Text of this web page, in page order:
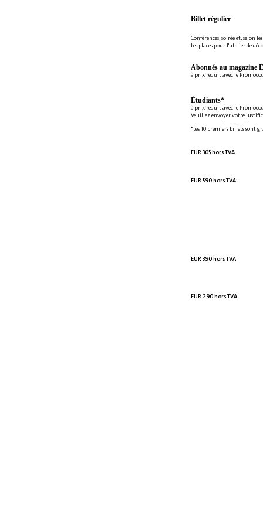
Billet régulier
Conférences, soirée et, selon
Les places pour l'atelier de
Abonnés au magazine
à prix réduit avec le
Étudiants*
à prix réduit avec le
Veuillez envoyer votre
*Les 10 premiers billets sont
EUR 305 hors TVA.
EUR 590 hors TVA
EUR 390 hors TVA
EUR 290 hors TVA